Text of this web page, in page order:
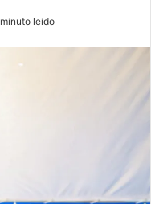
leido